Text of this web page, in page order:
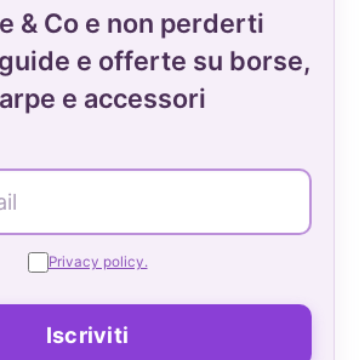
& Co e non perderti
e offerte su borse,
e accessori
Privacy policy.